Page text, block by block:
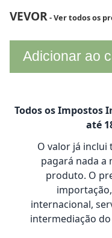
VEVOR- Ver todos os
Adicionar ao
Todos os Impostos
até
O valor já inclui
pagará nada a
produto. O
internacional,
intermediação